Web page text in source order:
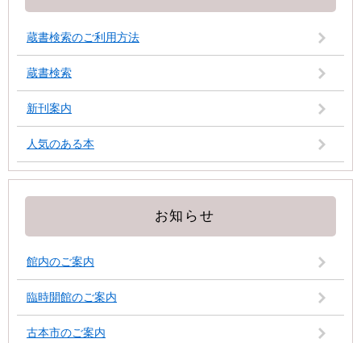
蔵書検索のご利用方法
蔵書検索
新刊案内
人気のある本
お知らせ
館内のご案内
臨時開館のご案内
古本市のご案内